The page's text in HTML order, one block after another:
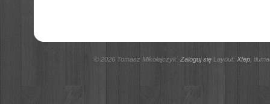
© 2026 Tomasz Mikołajczyk. Zaloguj sięLayout: Xfep,